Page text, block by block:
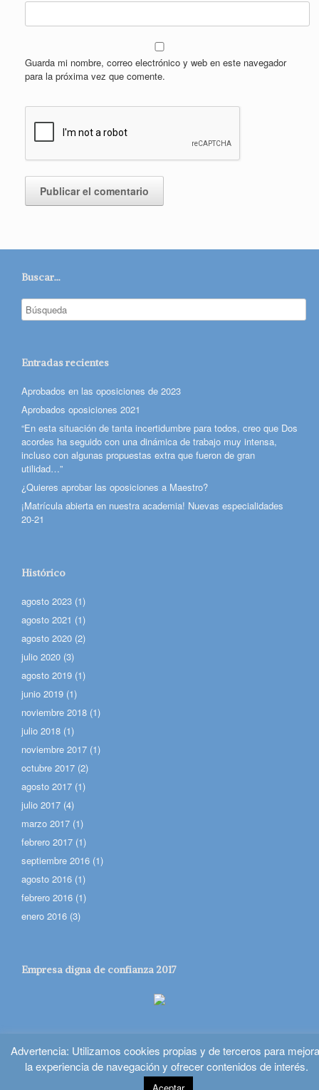
Guarda mi nombre, correo electrónico y web en este navegador
para la próxima vez que comente.
Buscar…
Entradas recientes
Aprobados en las oposiciones de 2023
Aprobados oposiciones 2021
“En esta situación de tanta incertidumbre para todos, creo que Dos
acordes ha seguido con una dinámica de trabajo muy intensa,
incluso con algunas propuestas extra que fueron de gran
utilidad…”
¿Quieres aprobar las oposiciones a Maestro?
¡Matrícula abierta en nuestra academia! Nuevas especialidades
20-21
Histórico
agosto 2023 (1)
agosto 2021 (1)
agosto 2020 (2)
julio 2020 (3)
agosto 2019 (1)
junio 2019 (1)
noviembre 2018 (1)
julio 2018 (1)
noviembre 2017 (1)
octubre 2017 (2)
agosto 2017 (1)
julio 2017 (4)
marzo 2017 (1)
febrero 2017 (1)
septiembre 2016 (1)
agosto 2016 (1)
febrero 2016 (1)
enero 2016 (3)
Empresa digna de confianza 2017
Prepara tus oposiciones de música - Oposicionesmusica.com
SiteOriginTheme
Advertencia: Utilizamos cookies propias y de terceros para
la experiencia de navegación y ofrecer contenidos de interés.